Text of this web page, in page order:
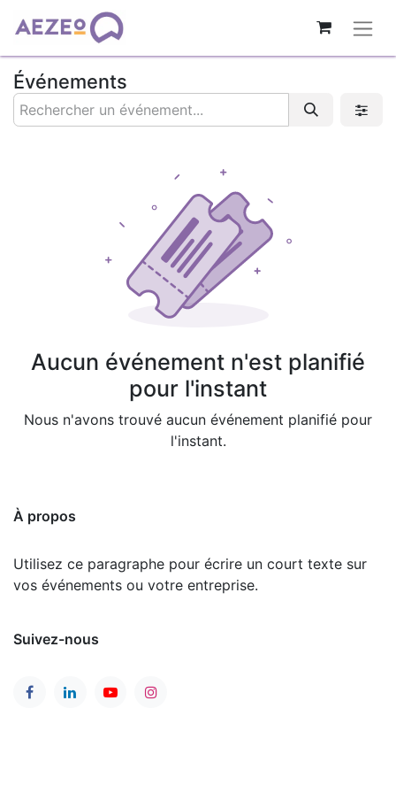
Événements
Aucun événement n'est planifié
pour l'instant
Nous n'avons trouvé aucun événement planifié pour
l'instant.
À propos
Utilisez ce paragraphe pour écrire un court texte sur
vos événements ou votre entreprise.
Suivez-nous